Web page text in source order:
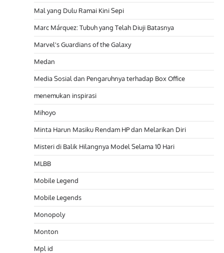
Mal yang Dulu Ramai Kini Sepi
Marc Márquez: Tubuh yang Telah Diuji Batasnya
Marvel's Guardians of the Galaxy
Medan
Media Sosial dan Pengaruhnya terhadap Box Office
menemukan inspirasi
Mihoyo
Minta Harun Masiku Rendam HP dan Melarikan Diri
Misteri di Balik Hilangnya Model Selama 10 Hari
MLBB
Mobile Legend
Mobile Legends
Monopoly
Monton
Mpl id